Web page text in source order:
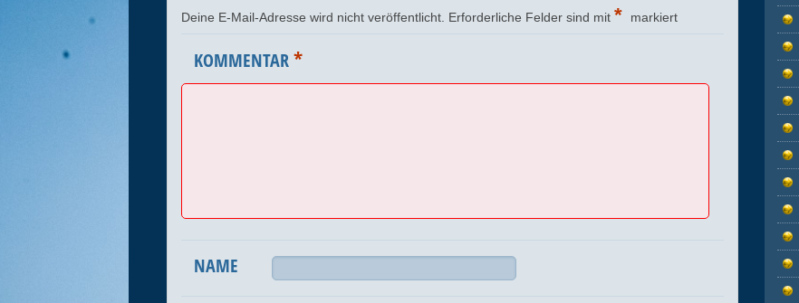
Deine E-Mail-Adresse wird nicht veröffentlicht. Erforderliche Felder sind mit * markiert
KOMMENTAR*
NAME